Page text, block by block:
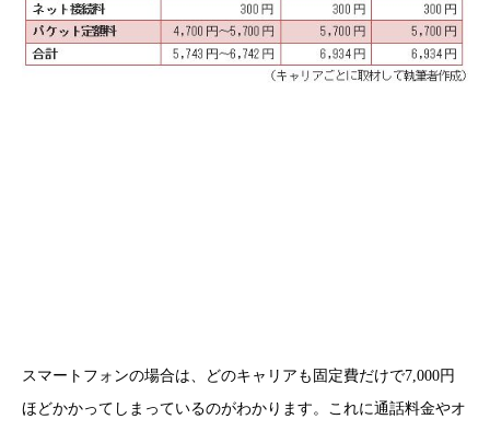
スマートフォンの場合は、どのキャリアも固定費だけで7,000円
ほどかかってしまっているのがわかります。これに通話料金やオ